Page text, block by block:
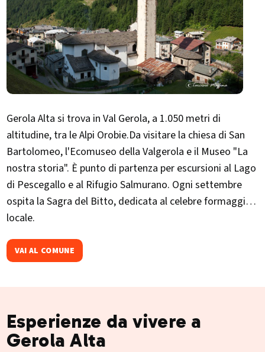
Gerola Alta si trova in Val Gerola, a 1.050 metri di
altitudine, tra le Alpi Orobie.Da visitare la chiesa di San
Bartolomeo, l'Ecomuseo della Valgerola e il Museo "La
nostra storia". È punto di partenza per escursioni al Lago
di Pescegallo e al Rifugio Salmurano. Ogni settembre
ospita la Sagra del Bitto, dedicata al celebre formaggio
locale.​
VAI AL COMUNE
Esperienze da vivere a
Gerola Alta